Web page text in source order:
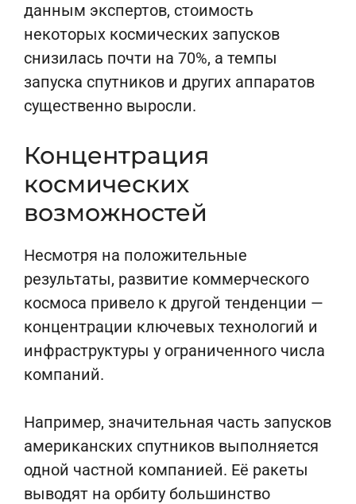
данным экспертов, стоимость
некоторых космических запусков
снизилась почти на 70%, а темпы
запуска спутников и других аппаратов
существенно выросли.
Концентрация
космических
возможностей
Несмотря на положительные
результаты, развитие коммерческого
космоса привело к другой тенденции —
концентрации ключевых технологий и
инфраструктуры у ограниченного числа
компаний.
Например, значительная часть запусков
американских спутников выполняется
одной частной компанией. Её ракеты
выводят на орбиту большинство